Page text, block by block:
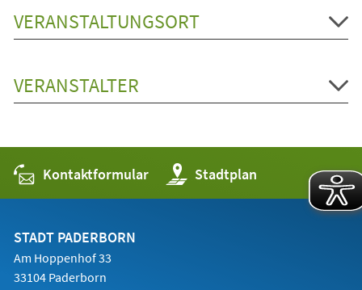
VERANSTALTUNGSORT
VERANSTALTER
Kontaktformular Stadtplan
(Öffnet
in
einem
STADT PADERBORN
Am Hoppenhof 33
33104 Paderborn